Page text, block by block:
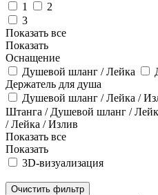
1
2
3
Показать все
Показать
Оснащение
Душевой шланг / Лейка
Держатель для душа
Душевой шланг / Лейка /
Штанга / Душевой шланг /
/ Лейка / Излив
Показать все
Показать
3D-визуализация
Очистить фильтр